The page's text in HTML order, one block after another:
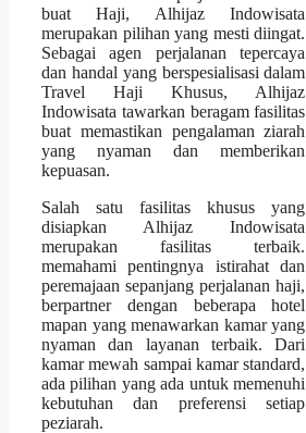
buat Haji, Alhijaz Indowisata
merupakan pilihan yang mesti diingat.
Sebagai agen perjalanan tepercaya
dan handal yang berspesialisasi dalam
Travel Haji Khusus, Alhijaz
Indowisata tawarkan beragam fasilitas
buat memastikan pengalaman ziarah
yang nyaman dan memberikan
kepuasan.
Salah satu fasilitas khusus yang
disiapkan Alhijaz Indowisata
merupakan fasilitas terbaik.
memahami pentingnya istirahat dan
peremajaan sepanjang perjalanan haji,
berpartner dengan beberapa hotel
mapan yang menawarkan kamar yang
nyaman dan layanan terbaik. Dari
kamar mewah sampai kamar standard,
ada pilihan yang ada untuk memenuhi
kebutuhan dan preferensi setiap
peziarah.